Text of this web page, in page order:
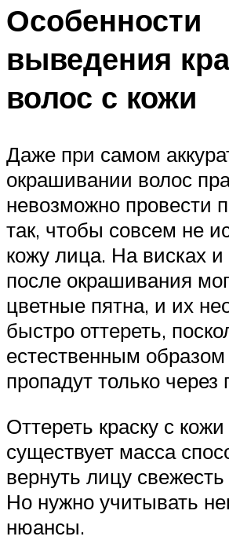
Особенности
выведения
волос с кожи
Даже при самом
окрашивании волос
невозможно провести
так, чтобы совсем не
кожу лица. На висках и
после окрашивания
цветные пятна, и их
быстро оттереть,
естественным
пропадут только через
Оттереть краску с
существует масса
вернуть лицу свежесть
Но нужно учитывать
нюансы.